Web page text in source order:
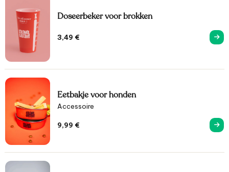
Doseerbeker voor brokken
3,49 €
Eetbakje voor honden
Accessoire
9,99 €